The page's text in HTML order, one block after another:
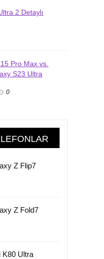
2 Detaylı
Pro Max vs.
S23 Ultra
0
Z Flip7
Z Fold7
K80 Ultra